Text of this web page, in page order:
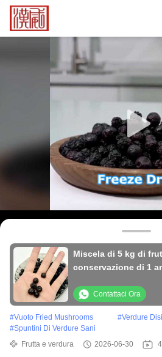
Miscela di 5 kg di
conservazione di 1
all'ingrosso e
Contattaci Ora
#Vuoto Fried Mushrooms #Verdure
#Spuntini Di Verdure Sani
Frutta e verdura
2026-06-30